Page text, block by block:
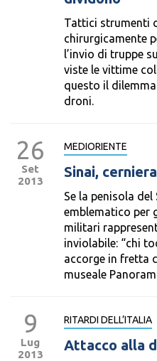
Tattici strumenti
chirurgicamente
l’invio di truppe
viste le vittime
questo il
droni.
26
Set
2013
MEDIORIENTE
Sinai,
Se la penisola
emblematico per
militari
inviolabile: “chi
accorge in fretta
museale
9
Lug
2013
RITARDI DELL’ITALIA
Attacco alla